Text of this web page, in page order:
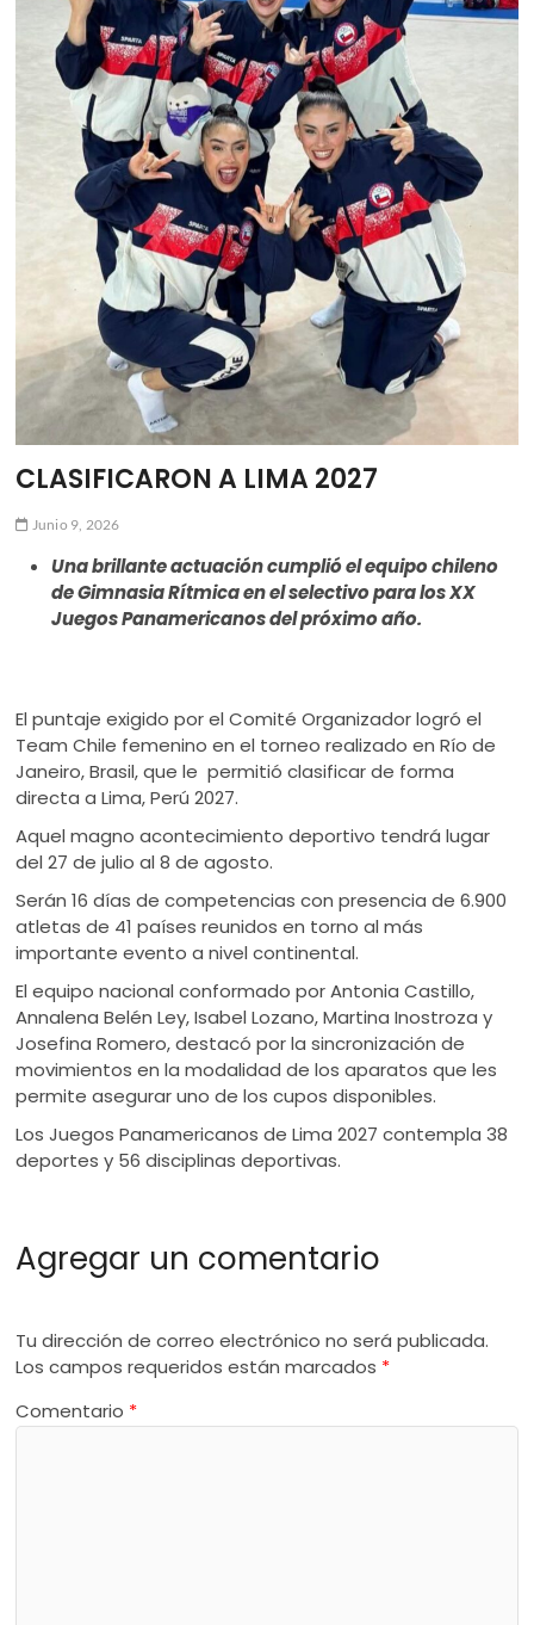
ú
CLASIFICARON A LIMA 2027
Junio 9, 2026
Una brillante actuación cumplió el equipo chileno
de Gimnasia Rítmica en el selectivo para los XX
Juegos Panamericanos del próximo año.
El puntaje exigido por el Comité Organizador logró el
Team Chile femenino en el torneo realizado en Río de
Janeiro, Brasil, que le permitió clasificar de forma
directa a Lima, Perú 2027.
Aquel magno acontecimiento deportivo tendrá lugar
del 27 de julio al 8 de agosto.
Serán 16 días de competencias con presencia de 6.900
atletas de 41 países reunidos en torno al más
importante evento a nivel continental.
El equipo nacional conformado por Antonia Castillo,
Annalena Belén Ley, Isabel Lozano, Martina Inostroza y
Josefina Romero, destacó por la sincronización de
movimientos en la modalidad de los aparatos que les
permite asegurar uno de los cupos disponibles.
Los Juegos Panamericanos de Lima 2027 contempla 38
deportes y 56 disciplinas deportivas.
Agregar un comentario
Tu dirección de correo electrónico no será publicada.
Los campos requeridos están marcados *
Comentario *